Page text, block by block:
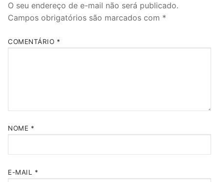
O seu endereço de e-mail não será publicado.
Campos obrigatórios são marcados com *
COMENTÁRIO *
NOME *
E-MAIL *